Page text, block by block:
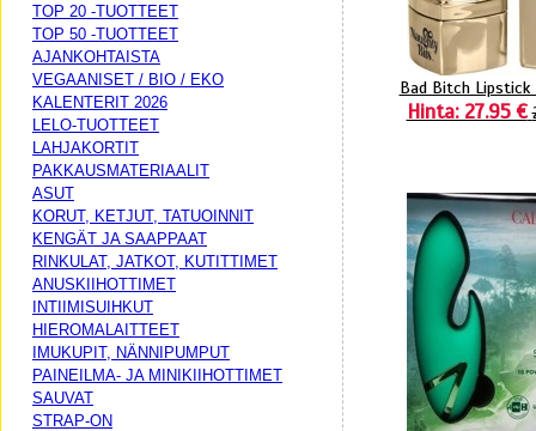
TOP 20 -TUOTTEET
TOP 50 -TUOTTEET
AJANKOHTAISTA
VEGAANISET / BIO / EKO
KALENTERIT 2026
LELO-TUOTTEET
LAHJAKORTIT
PAKKAUSMATERIAALIT
ASUT
KORUT, KETJUT, TATUOINNIT
KENGÄT JA SAAPPAAT
RINKULAT, JATKOT, KUTITTIMET
ANUSKIIHOTTIMET
INTIIMISUIHKUT
HIEROMALAITTEET
IMUKUPIT, NÄNNIPUMPUT
PAINEILMA- JA MINIKIIHOTTIMET
SAUVAT
STRAP-ON
Bad Bitch
Hinta: 27.95 €